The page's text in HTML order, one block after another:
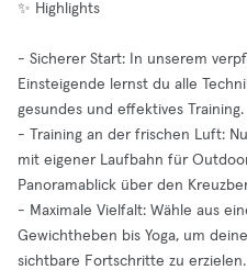
✨ Highlights
- Sicherer Start: In unserem
Einsteigende lernst du alle
gesundes und effektives Training.
- Training an der frischen Luft:
mit eigener Laufbahn für
Panoramablick über den
- Maximale Vielfalt: Wähle aus
Gewichtheben bis Yoga, um
sichtbare Fortschritte zu erzielen.